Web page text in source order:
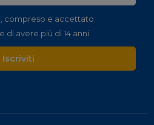
compreso e accettato
e di avere più di 14 anni.
Iscriviti